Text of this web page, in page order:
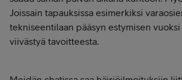
Joissain tapauksissa esimerkiksi
tekniseentilaan pääsyn estymisen
viivästyä tavoitteesta.